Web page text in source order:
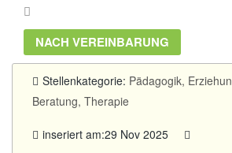
NACH VEREINBARUNG
Stellenkategorie: Pädagogik,
Beratung, Therapie
inseriert am:29 Nov 2025